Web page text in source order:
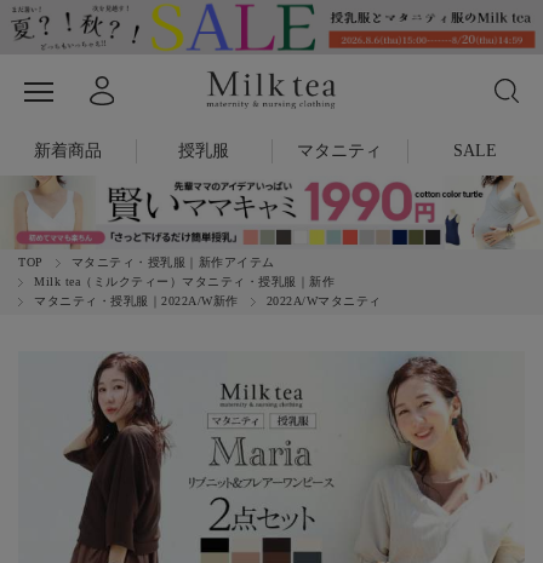
新着商品 授乳服 マタニティ SALE
TOP
マタニティ・授乳服｜新作アイテム
Milk tea（ミルクティー）マタニティ・授乳服｜新作
マタニティ・授乳服｜2022A/W新作
2022A/Wマタニティ